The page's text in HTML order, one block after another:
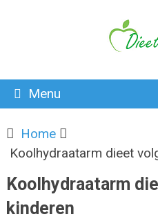
Menu
Home
Koolhydraatarm dieet
Koolhydraatarm
kinderen